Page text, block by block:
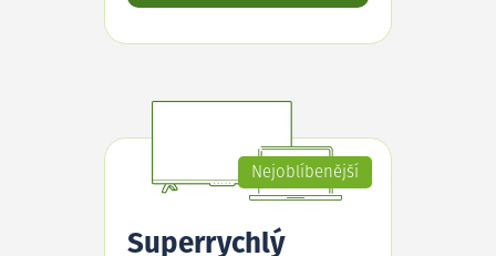
Nejoblíbenější
Superrychlý